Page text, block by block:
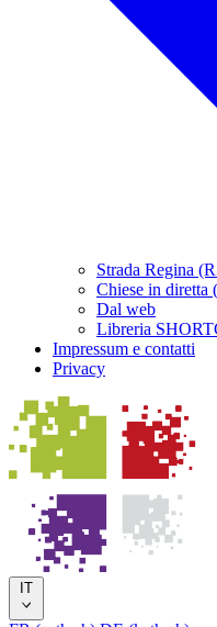
Strada Regina
Chiese in diretta
Dal web
Libreria
Impressum e contatti
Privacy
IT